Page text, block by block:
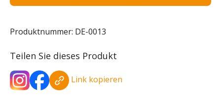
Produktnummer: DE-0013
Teilen Sie dieses Produkt
Link kopieren